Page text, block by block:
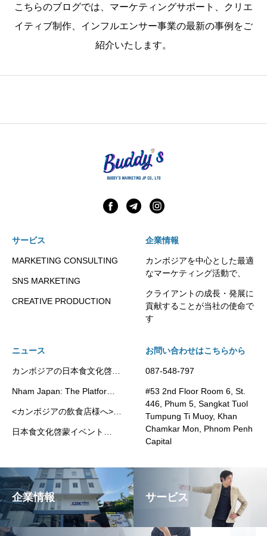
こちらのブログでは、マーケティングサポート、クリエ
イティブ制作、インフルエンサー事業の最新の事例をご
紹介いたします。
サービス
MARKETING CONSULTING
SNS MARKETING
CREATIVE PRODUCTION
企業情報
カンボジアを中心とした最適
なマーケティング活動で、
クライアントの成長・発展に
貢献することが当社の使命で
す
ニュース
カンボジアの日本食文化啓蒙
Japan”
Nham Japan: The Platform
Culture in Cambodia
<カンボジアの飲食店様へ>
業務用調味料・豆乳製品の提
日本食文化啓蒙イベント
お問い合わせはこちらから
087-548-797
#53 2nd Floor Room 6, St.
446, Phum 5, Sangkat Tuol
Tumpung Ti Muoy, Khan
Chamkar Mon, Phnom Penh
Capital
企業情報 サービス